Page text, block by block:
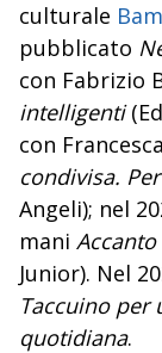
culturale
pubblicato
con Fabrizio
intelligenti
con
condivisa.
Angeli); nel
mani
Junior). Nel
Taccuino per
quotidiana.